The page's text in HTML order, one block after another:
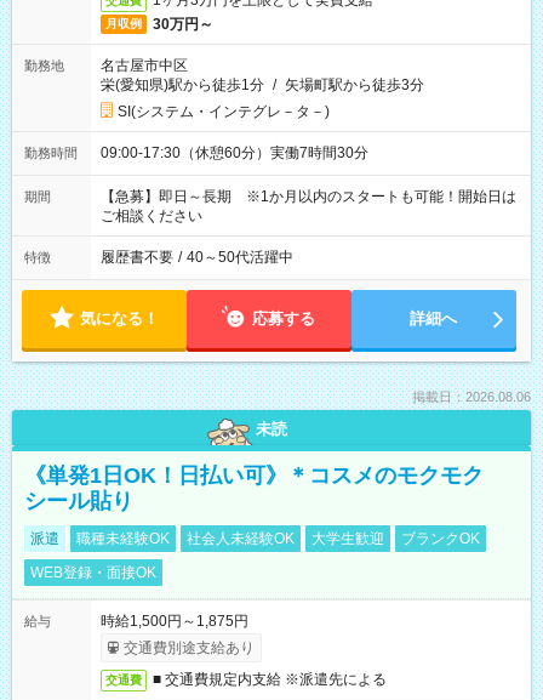
月収例 30万円～
勤務地
名古屋市中区
栄(愛知県)駅から徒歩1分 / 矢場町駅から徒歩3分
SI(システム・インテグレ－タ－)
勤務時間 09:00-17:30（休憩60分）実働7時間30分
期間
【急募】即日～長期 ※1か月以内のスタートも可能！開始日は
ご相談ください
特徴 履歴書不要 / 40～50代活躍中
気になる！ 応募する 詳細へ
掲載日：2026.08.06
未読
《単発1日OK！日払い可》＊コスメのモクモク
シール貼り
派遣 職種未経験OK 社会人未経験OK 大学生歓迎
ブランクOK
WEB登録・面接OK
給与
時給1,500円～1,875円
交通費別途支給あり
交通費 ■ 交通費規定内支給 ※派遣先による